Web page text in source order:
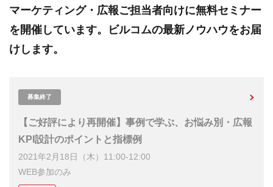
マーケティング・広報ご担当者向けに無料セミナー
を開催しています。ビルコムの最新ノウハウをお届
けします。
募集終了
【ご好評により再開催】事例で学ぶ、お悩み別・広報
KPI設計のポイントと指標例
2021年2月18日（木）11:00-12:00
WEB参加のみ